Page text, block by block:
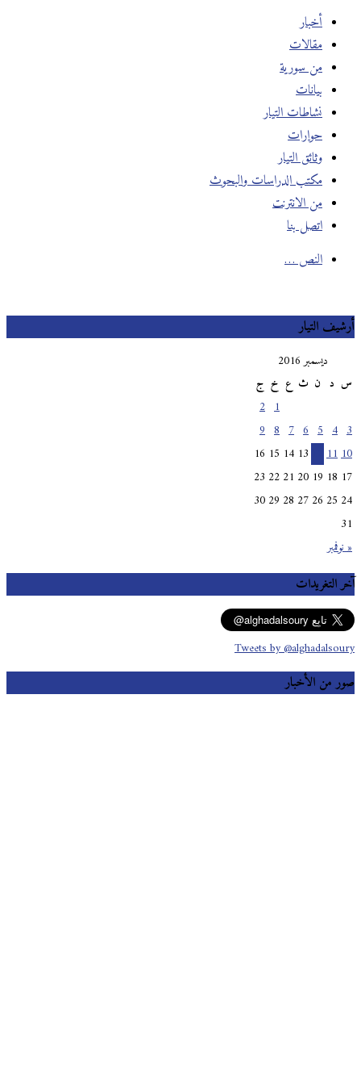
أخبار
مقالات
من سورية
بيانات
نشاطات التيار
حوارات
وثائق التيار
مكتب الدراسات والبحوث
من الانترنت
اتصل بنا
النص …
أرشيف التيار
ديسمبر 2016
س
ث خ ج
« نوفمبر
10
11
12
13
14
15
16
17
18
19
20
21
22
23
24
25
26
27
28
29
30
31
آخر التغريدات
Tweets by @alghadalsoury
صور من الأخبار